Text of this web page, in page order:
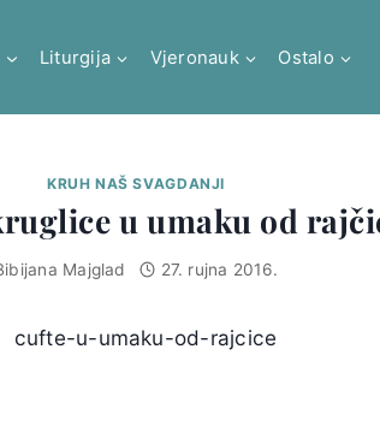
Liturgija Vjeronauk Ostalo
KRUH NAŠ SVAGDANJI
u umaku od
Majglad 27. rujna 2016.